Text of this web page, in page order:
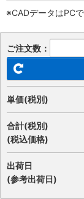
※CADデータはPC
ご注文数：
単価(税別)
合計(税別)
(税込価格)
出荷日
(参考出荷日)